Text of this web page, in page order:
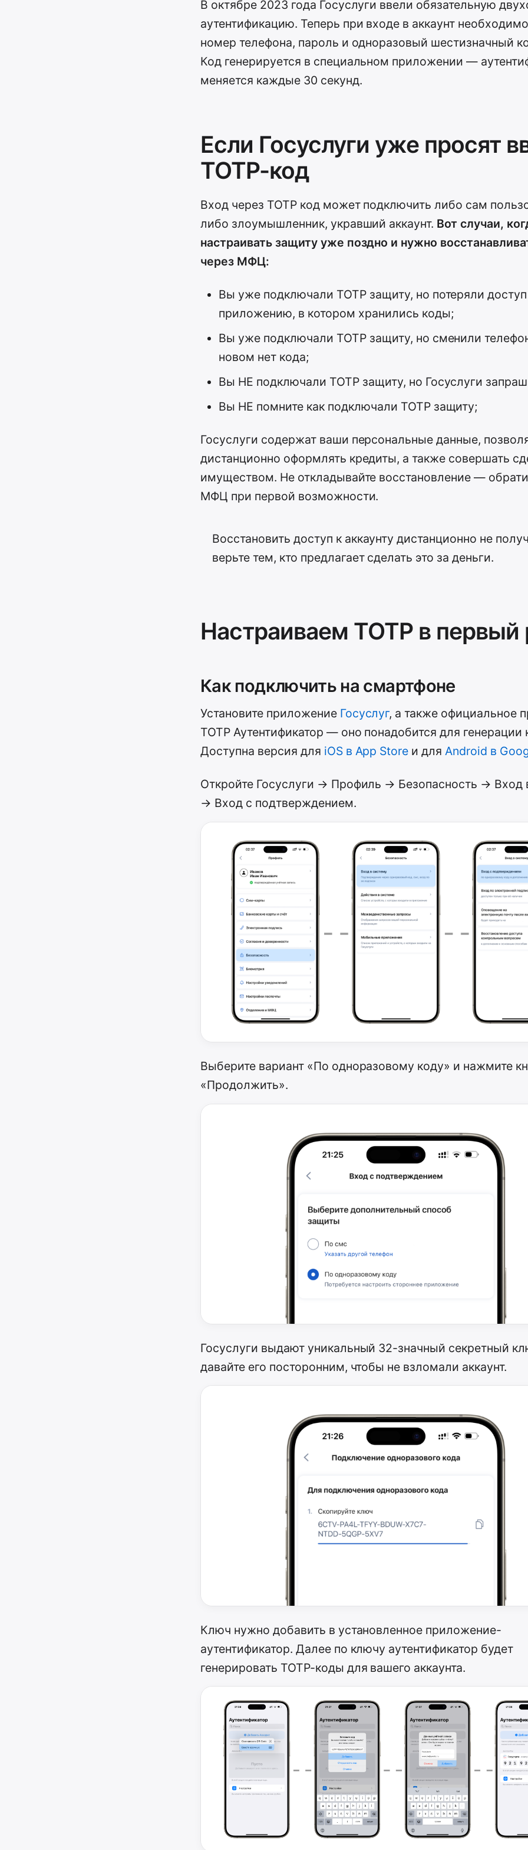
В октябре 2023 года Госуслуги ввели обязательную
аутентификацию. Теперь при входе в аккаунт
номер телефона, пароль и одноразовый шестизначный
Код генерируется в специальном приложении —
меняется каждые 30 секунд.
Если Госуслуги уже просят
TOTP-код
Вход через TOTP код может подключить либо сам
либо злоумышленник, укравший аккаунт. Вот случаи,
настраивать защиту уже поздно и нужно
через МФЦ:
Вы уже подключали TOTP защиту, но потеряли
приложению, в котором хранились коды;
Вы уже подключали TOTP защиту, но сменили
новом нет кода;
Вы НЕ подключали TOTP защиту, но Госуслуги
Вы НЕ помните как подключали TOTP защиту;
Госуслуги содержат ваши персональные данные,
дистанционно оформлять кредиты, а также совершать
имуществом. Не откладывайте восстановление —
МФЦ при первой возможности.
Восстановить доступ к аккаунту дистанционно не
верьте тем, кто предлагает сделать это за деньги.
Настраиваем TOTP в первый
Как подключить на смартфоне
Установите приложение Госуслуг, а также официальное
TOTP Аутентификатор — оно понадобится для генерации
Доступна версия для iOS в App Store и дляAndroid в
Откройте Госуслуги → Профиль → Безопасность → Вход
→ Вход с подтверждением.
Выберите вариант «По одноразовому коду» и нажмите
«Продолжить».
Госуслуги выдают уникальный 32-значный секретный
давайте его посторонним, чтобы не взломали аккаунт.
Ключ нужно добавить в установленное приложение-
аутентификатор. Далее по ключу аутентификатор будет
генерировать TOTP-коды для вашего аккаунта.